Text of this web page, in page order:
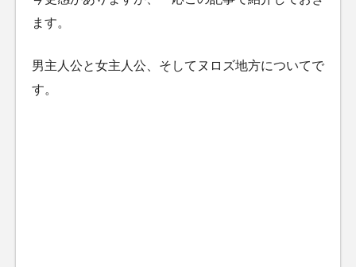
ます。
男主人公と女主人公、そしてヌロズ地方についてで
す。